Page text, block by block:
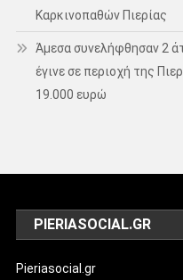
Καρκινοπαθών Πιερίας
Άμεσα συνελήφθησαν 2
έγινε σε περιοχή της
19.000 ευρώ
PIERIASOCIAL.GR
Pieriasocial.gr